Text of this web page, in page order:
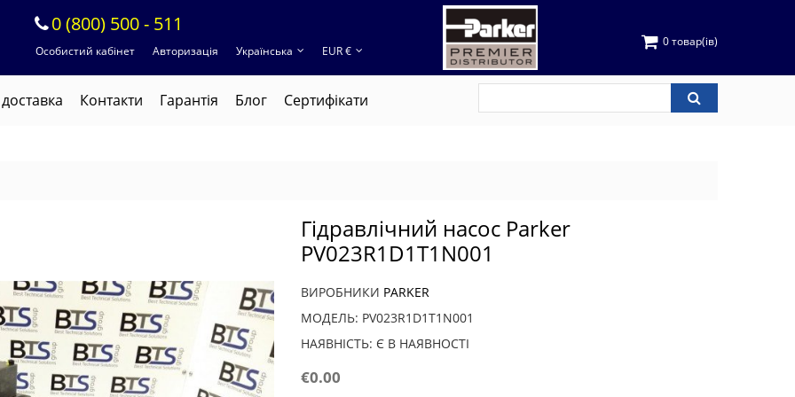
0 (800) 500 - 511
Особистий кабінет Авторизація Українська EUR €
0 товар(ів)
Контакти Гарантія Блог Cертифікати
Гідравлічний насос Parker
PV023R1D1T1N001
ВИРОБНИКИ PARKER
МОДЕЛЬ: PV023R1D1T1N001
НАЯВНІСТЬ: Є В НАЯВНОСТІ
€0.00